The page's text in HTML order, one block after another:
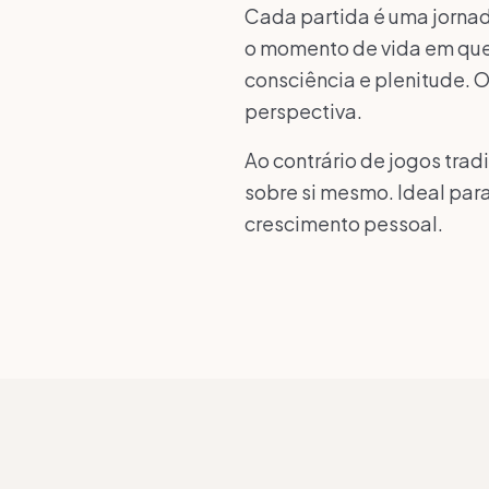
Cada partida é uma
o momento de vida em
consciência e plenitude.
perspectiva.
Ao contrário de jogos
sobre si mesmo. Ideal
crescimento pessoal.